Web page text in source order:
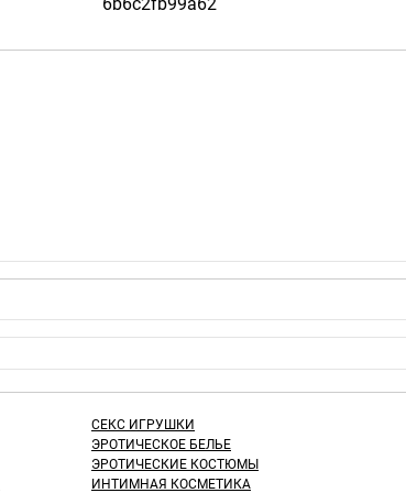
СЕКС ИГРУШКИ
ЭРОТИЧЕСКОЕ БЕЛЬЕ
ЭРОТИЧЕСКИЕ КОСТЮМЫ
ИНТИМНАЯ КОСМЕТИКА